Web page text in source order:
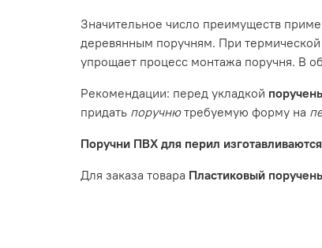
Значительное число преимуществ
деревянным поручням. При термической
упрощает процесс монтажа поручня. В
Рекомендации: перед укладкой
придать поручнютребуемую форму на
Поручни ПВХ для перил
Для заказа товара Пластиковый